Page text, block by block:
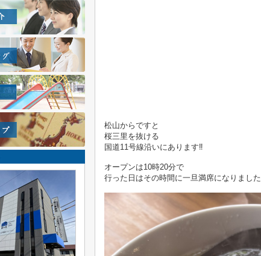
松山からですと
桜三里を抜ける
国道11号線沿いにあります‼
オープンは10時20分で
行った日はその時間に一旦満席になりました